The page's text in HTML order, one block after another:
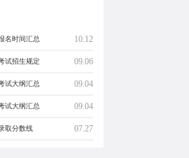
名时间汇总 10.12
试招生规定 09.06
试大纲汇总 09.04
试大纲汇总 09.04
取分数线 07.27